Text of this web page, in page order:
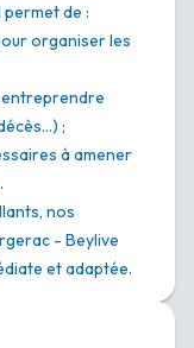
de :
organiser les
entreprendre
;
à amener
nos
- Beylive
et adaptée.